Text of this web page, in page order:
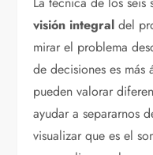
visión integraldel
mirar el problema
de decisiones es
pueden valorar
ayudar a separarnos
visualizar que es el